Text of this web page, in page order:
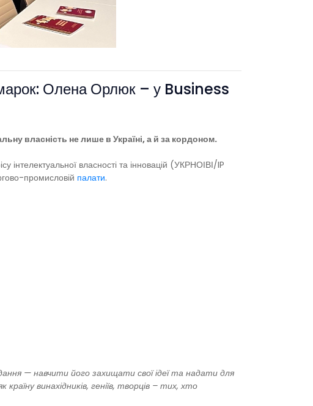
марок: Олена Орлюк – у Business
власність не лише в Україні, а й за кордоном.
інтелектуальної власності та інновацій (УКРНОІВІ/IP
промисловій палати.
— навчити його захищати свої ідеї та надати для
винахідників, геніїв, творців – тих, хто